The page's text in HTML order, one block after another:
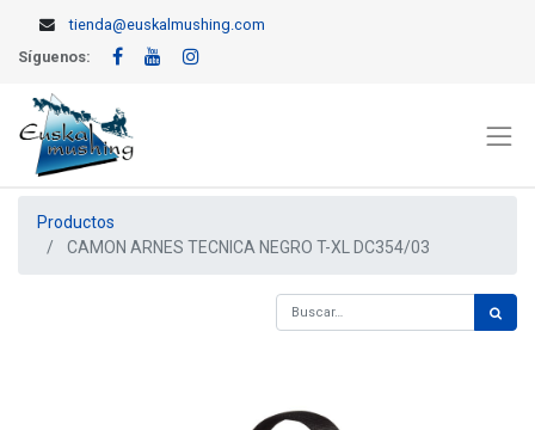
tienda@euskalmushing.com
Síguenos:
Productos
CAMON ARNES TECNICA NEGRO T-XL DC354/03